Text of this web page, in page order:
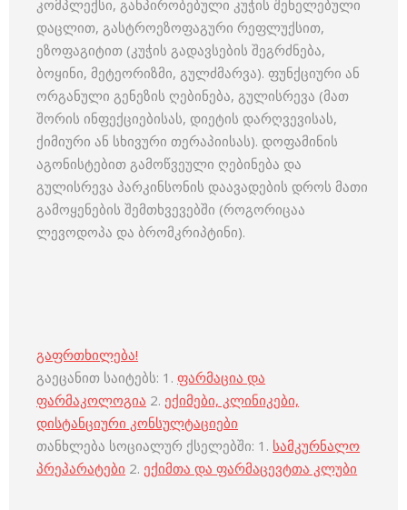
კომპლექსი, განპირობებული კუჭის შენელებული
დაცლით, გასტროეზოფაგური რეფლუქსით,
ეზოფაგიტით (კუჭის გადავსების შეგრძნება,
ბოყინი, მეტეორიზმი, გულძმარვა). ფუნქციური ან
ორგანული გენეზის ღებინება, გულისრევა (მათ
შორის ინფექციებისას, დიეტის დარღვევისას,
ქიმიური ან სხივური თერაპიისას). დოფამინის
აგონისტებით გამოწვეული ღებინება და
გულისრევა პარკინსონის დაავადების დროს მათი
გამოყენების შემთხვევებში (როგორიცაა
ლევოდოპა და ბრომკრიპტინი).
გაფრთხილება!
გაეცანით საიტებს: 1. ფარმაცია და
ფარმაკოლოგია 2. ექიმები, კლინიკები,
დისტანციური კონსულტაციები
თანხლება სოციალურ ქსელებში: 1. სამკურნალო
პრეპარატები 2. ექიმთა და ფარმაცევტთა კლუბი